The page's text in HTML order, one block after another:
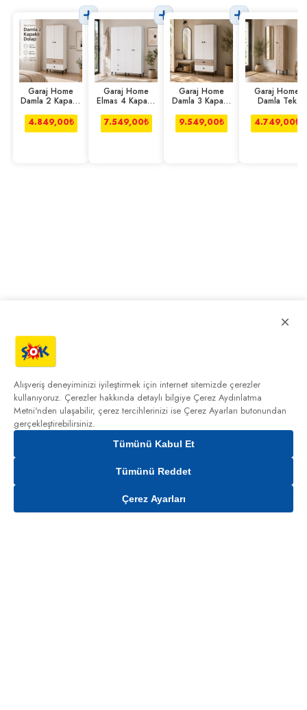
Gelince Haber Ver
Garaj Home
Damla 2 Kapaklı
Dolap
4.849,00₺
Garaj Home
Elmas 4 Kapaklı
Dolap
7.549,00₺
Garaj Home
Damla 3 Kapaklı
Dolap
9.549,00₺
Garaj Home
Damla Tek
4.749,00₺
×
Alışveriş deneyiminizi iyileştirmek için internet sitemizde çerezler
kullanıyoruz. Çerezler hakkında detaylı bilgiye Çerez Aydınlatma
Metni'nden ulaşabilir, çerez tercihlerinizi ise Çerez Ayarları butonundan
gerçekleştirebilirsiniz.
Tümünü Kabul Et
Tümünü Reddet
Çerez Ayarları